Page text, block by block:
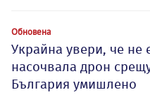
Обновена
Украйна увери, че не
насочвала дрон
България умишлено